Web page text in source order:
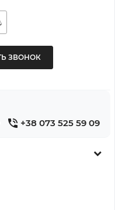
+38 073 525 59 09